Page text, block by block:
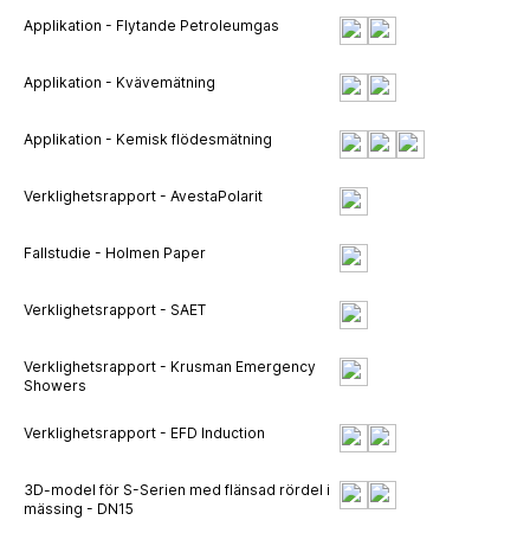
Applikation - Flytande Petroleumgas
Applikation - Kvävemätning
Applikation - Kemisk flödesmätning
Verklighetsrapport - AvestaPolarit
Fallstudie - Holmen Paper
Verklighetsrapport - SAET
Verklighetsrapport - Krusman Emergency
Showers
Verklighetsrapport - EFD Induction
3D-model för S-Serien med flänsad rördel i
mässing - DN15